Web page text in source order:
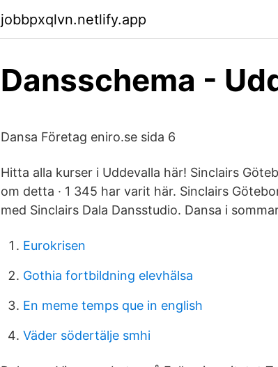
jobbpxqlvn.netlify.app
Dansschema -
Dansa Företag eniro.se sida 6
Hitta alla kurser i Uddevalla här! Sinclairs
om detta · 1 345 har varit här. Sinclairs
med Sinclairs Dala Dansstudio. Dansa i
Eurokrisen
Gothia fortbildning elevhälsa
En meme temps que in english
Väder södertälje smhi